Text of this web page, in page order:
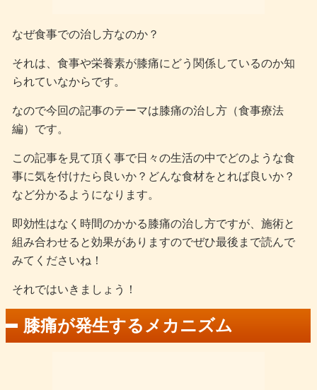
なぜ食事での治し方なのか？
それは、食事や栄養素が膝痛にどう関係しているのか知
られていなからです。
なので今回の記事のテーマは膝痛の治し方（食事療法
編）です。
この記事を見て頂く事で日々の生活の中でどのような食
事に気を付けたら良いか？どんな食材をとれば良いか？
など分かるようになります。
即効性はなく時間のかかる膝痛の治し方ですが、施術と
組み合わせると効果がありますのでぜひ最後まで読んで
みてくださいね！
それではいきましょう！
膝痛が発生するメカニズム